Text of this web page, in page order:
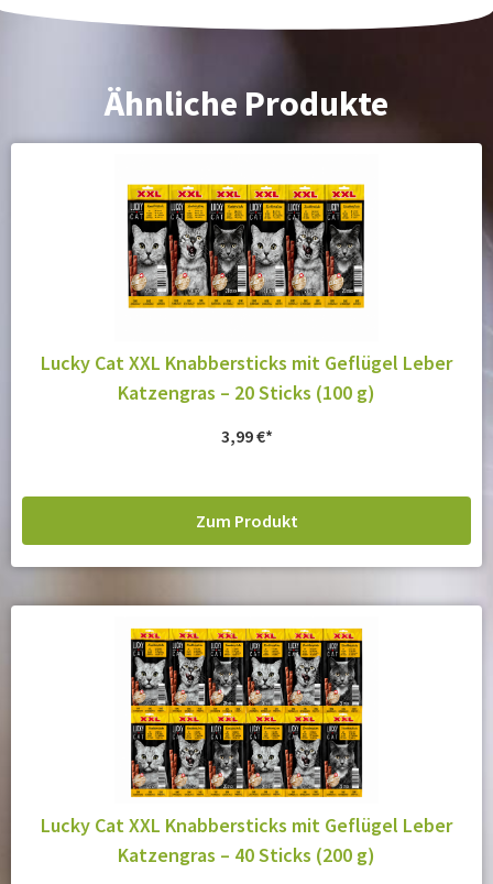
Ähnliche Produkte
Lucky Cat XXL Knabbersticks mit Geflügel Leber
Katzengras – 20 Sticks (100 g)
3,99€
Zum Produkt
Lucky Cat XXL Knabbersticks mit Geflügel Leber
Katzengras – 40 Sticks (200 g)